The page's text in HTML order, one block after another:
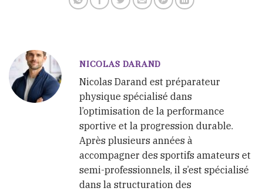
NICOLAS DARAND
Nicolas Darand est préparateur
physique spécialisé dans
l’optimisation de la performance
sportive et la progression durable.
Après plusieurs années à
accompagner des sportifs amateurs et
semi-professionnels, il s’est spécialisé
dans la structuration des